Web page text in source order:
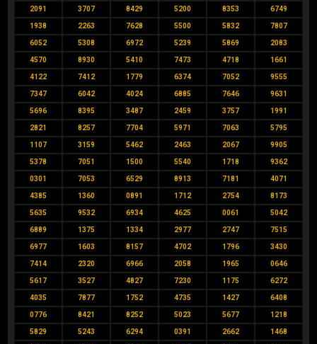
2091 3707 8429 5200 8353 6749
1938 2263 7628 5500 5832 7807
6052 5308 6972 5239 5869 2083
4570 8930 5410 7473 4718 1661
4122 7412 1779 6374 7052 9555
7347 6042 4024 6885 7646 9631
5696 8395 3487 2459 3757 1991
2821 8257 7704 5971 7063 5795
1107 3159 5462 2463 2067 9905
5378 7051 1500 5540 1718 9362
0301 7053 6529 8913 7181 4071
4385 1360 0891 1712 2754 8173
5635 9532 6934 4625 0061 5042
6889 1375 1334 2977 2747 7515
6977 1603 8157 4702 1796 3430
7414 2320 6966 2058 1965 0646
5617 3527 4827 7230 1175 6272
4035 7877 1752 4735 1427 6408
0776 8421 8252 5023 5677 1218
5829 5243 6294 0391 2662 1468